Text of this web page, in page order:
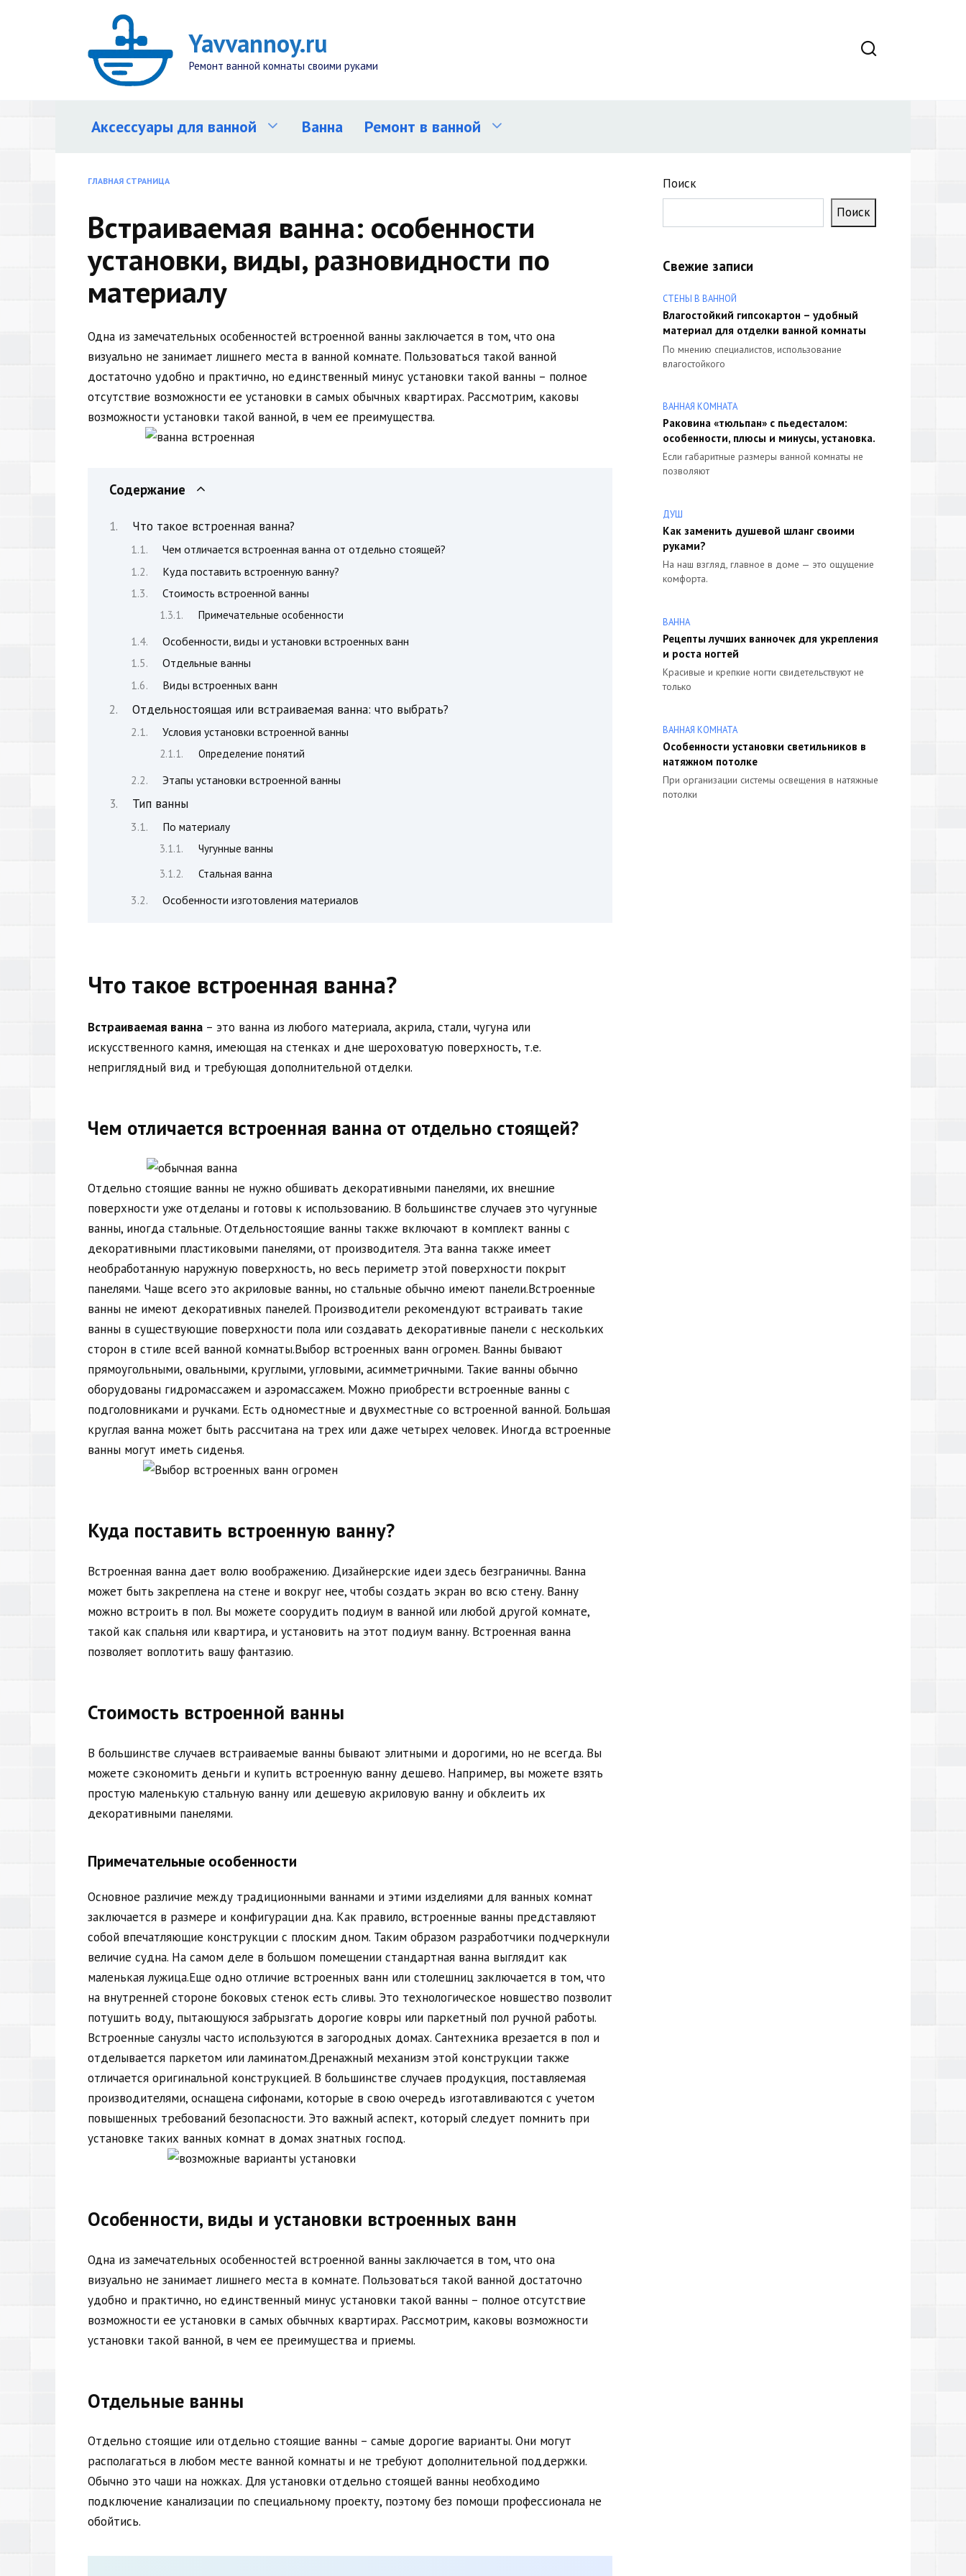
Yavvannoy.ru
Ремонт ванной комнаты своими руками
Аксессуары для ванной Ванна Ремонт в ванной
ГЛАВНАЯ СТРАНИЦА
Встраиваемая ванна: особенности
установки, виды, разновидности по
материалу
Одна из замечательных особенностей встроенной ванны заключается в том, что она
визуально не занимает лишнего места в ванной комнате. Пользоваться такой ванной
достаточно удобно и практично, но единственный минус установки такой ванны – полное
отсутствие возможности ее установки в самых обычных квартирах. Рассмотрим, каковы
возможности установки такой ванной, в чем ее преимущества.
Содержание
Что такое встроенная ванна?
Чем отличается встроенная ванна от отдельно стоящей?
Куда поставить встроенную ванну?
Стоимость встроенной ванны
Примечательные особенности
Особенности, виды и установки встроенных ванн
Отдельные ванны
Виды встроенных ванн
Отдельностоящая или встраиваемая ванна: что выбрать?
Условия установки встроенной ванны
Определение понятий
Этапы установки встроенной ванны
Тип ванны
По материалу
Чугунные ванны
Стальная ванна
Особенности изготовления материалов
Что такое встроенная ванна?
Встраиваемая ванна – это ванна из любого материала, акрила, стали, чугуна или
искусственного камня, имеющая на стенках и дне шероховатую поверхность, т.е.
неприглядный вид и требующая дополнительной отделки.
Чем отличается встроенная ванна от отдельно стоящей?
Отдельно стоящие ванны не нужно обшивать декоративными панелями, их внешние
поверхности уже отделаны и готовы к использованию. В большинстве случаев это чугунные
ванны, иногда стальные. Отдельностоящие ванны также включают в комплект ванны с
декоративными пластиковыми панелями, от производителя. Эта ванна также имеет
необработанную наружную поверхность, но весь периметр этой поверхности покрыт
панелями. Чаще всего это акриловые ванны, но стальные обычно имеют панели.Встроенные
ванны не имеют декоративных панелей. Производители рекомендуют встраивать такие
ванны в существующие поверхности пола или создавать декоративные панели с нескольких
сторон в стиле всей ванной комнаты.Выбор встроенных ванн огромен. Ванны бывают
прямоугольными, овальными, круглыми, угловыми, асимметричными. Такие ванны обычно
оборудованы гидромассажем и аэромассажем. Можно приобрести встроенные ванны с
подголовниками и ручками. Есть одноместные и двухместные со встроенной ванной. Большая
круглая ванна может быть рассчитана на трех или даже четырех человек. Иногда встроенные
ванны могут иметь сиденья.
Куда поставить встроенную ванну?
Встроенная ванна дает волю воображению. Дизайнерские идеи здесь безграничны. Ванна
может быть закреплена на стене и вокруг нее, чтобы создать экран во всю стену. Ванну
можно встроить в пол. Вы можете соорудить подиум в ванной или любой другой комнате,
такой как спальня или квартира, и установить на этот подиум ванну. Встроенная ванна
позволяет воплотить вашу фантазию.
Стоимость встроенной ванны
В большинстве случаев встраиваемые ванны бывают элитными и дорогими, но не всегда. Вы
можете сэкономить деньги и купить встроенную ванну дешево. Например, вы можете взять
простую маленькую стальную ванну или дешевую акриловую ванну и обклеить их
декоративными панелями.
Примечательные особенности
Основное различие между традиционными ваннами и этими изделиями для ванных комнат
заключается в размере и конфигурации дна. Как правило, встроенные ванны представляют
собой впечатляющие конструкции с плоским дном. Таким образом разработчики подчеркнули
величие судна. На самом деле в большом помещении стандартная ванна выглядит как
маленькая лужица.Еще одно отличие встроенных ванн или столешниц заключается в том, что
на внутренней стороне боковых стенок есть сливы. Это технологическое новшество позволит
потушить воду, пытающуюся забрызгать дорогие ковры или паркетный пол ручной работы.
Встроенные санузлы часто используются в загородных домах. Сантехника врезается в пол и
отделывается паркетом или ламинатом.Дренажный механизм этой конструкции также
отличается оригинальной конструкцией. В большинстве случаев продукция, поставляемая
производителями, оснащена сифонами, которые в свою очередь изготавливаются с учетом
повышенных требований безопасности. Это важный аспект, который следует помнить при
установке таких ванных комнат в домах знатных господ.
Особенности, виды и установки встроенных ванн
Одна из замечательных особенностей встроенной ванны заключается в том, что она
визуально не занимает лишнего места в комнате. Пользоваться такой ванной достаточно
удобно и практично, но единственный минус установки такой ванны – полное отсутствие
возможности ее установки в самых обычных квартирах. Рассмотрим, каковы возможности
установки такой ванной, в чем ее преимущества и приемы.
Отдельные ванны
Отдельно стоящие или отдельно стоящие ванны – самые дорогие варианты. Они могут
располагаться в любом месте ванной комнаты и не требуют дополнительной поддержки.
Обычно это чаши на ножках. Для установки отдельно стоящей ванны необходимо
подключение канализации по специальному проекту, поэтому без помощи профессионала не
обойтись.
Поиск
Поиск
Свежие записи
СТЕНЫ В ВАННОЙ
Влагостойкий гипсокартон – удобный
материал для отделки ванной комнаты
По мнению специалистов, использование
влагостойкого
ВАННАЯ КОМНАТА
Раковина «тюльпан» с пьедесталом:
особенности, плюсы и минусы, установка.
Если габаритные размеры ванной комнаты не
позволяют
ДУШ
Как заменить душевой шланг своими
руками?
На наш взгляд, главное в доме — это ощущение
комфорта.
ВАННА
Рецепты лучших ванночек для укрепления
и роста ногтей
Красивые и крепкие ногти свидетельствуют не
только
ВАННАЯ КОМНАТА
Особенности установки светильников в
натяжном потолке
При организации системы освещения в натяжные
потолки